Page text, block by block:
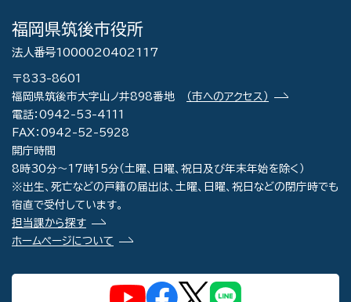
福岡県筑後市役所
法人番号1000020402117
〒833-8601
福岡県筑後市大字山ノ井898番地
（市へのアクセス）
電話：0942-53-4111
FAX：0942-52-5928
開庁時間
8時30分～17時15分（土曜、日曜、祝日及び年末年始を除く）
※出生、死亡などの戸籍の届出は、土曜、日曜、祝日などの閉庁時でも
宿直で受付しています。
担当課から探す
ホームページについて